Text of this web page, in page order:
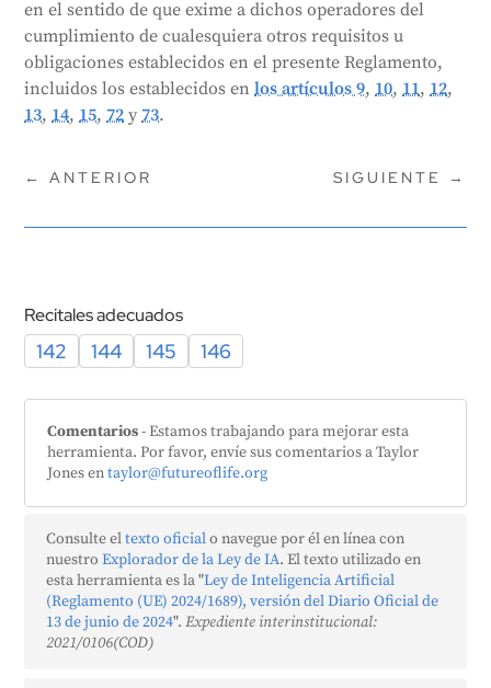
en el sentido de que exime a dichos operadores del
cumplimiento de cualesquiera otros requisitos u
obligaciones establecidos en el presente Reglamento,
incluidos los establecidos enlos artículos 9,10,11,12,
13,14,15,72 y73.
←ANTERIOR SIGUIENTE →
Recitales adecuados
142 144 145 146
Comentarios- Estamos trabajando para mejorar esta
herramienta. Por favor, envíe sus comentarios a Taylor
Jones entaylor@futureoflife.org
Consulte eltexto oficialo navegue por él en línea con
nuestroExplorador de la Ley de IA. El texto utilizado en
esta herramienta es la "Ley de Inteligencia Artificial
(Reglamento (UE) 2024/1689), versión del Diario Oficial de
13 de junio de 2024".Expediente interinstitucional:
2021/0106(COD)